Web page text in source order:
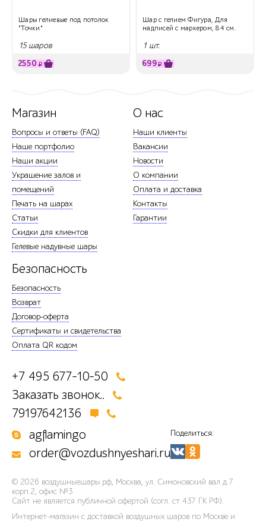
Шары гелиевые под потолок
"Точки"
15 шаров
2550 ₽
Шар с гелием Фигура, Для
надписей с маркером, 84 см.
1 шт.
699₽
Магазин
Вопросы и ответы (FAQ)
Наше портфолио
Наши акции
Украшение залов и
помещений
Печать на шарах
Статьи
Скидки для клиентов
Гелевые надувные шары
О нас
Наши клиенты
Вакансии
Новости
О компании
Оплата и доставка
Контакты
Гарантии
Безопасность
Безопасность
Возврат
Договор-оферта
Сертификаты и свидетельства
Оплата QR кодом
+7 495 677-10-50
Заказать звонок..
79197642136
agflamingo
order@vozdushnyeshari.ru
Поделиться:
© 2026 воздушныешары.рф, Москва, ул. Симоновский вал д.7
корп.2, офис №3
Сайт не является публичной офертой (согл. ст 437 ГК РФ).
Интернет-магазин с доставкой воздушных шаров по Москве и